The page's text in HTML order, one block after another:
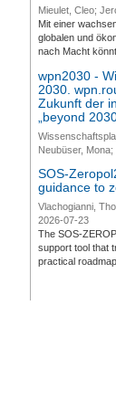
Mieulet, Cleo;
Mit einer
globalen und
nach Macht
wpn2030 -
2030.
Zukunft der
„beyond
Neubüser, Mona;
SOS-
guidance to
Vlachogianni,
2026-07-23
The SOS-
support tool that
practical roadmap